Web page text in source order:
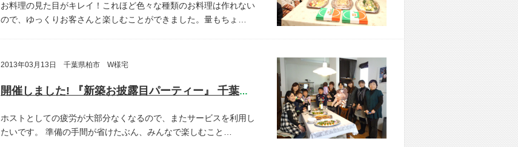
お料理の見た目がキレイ！これほど色々な種類のお料理は作れない
ので、ゆっくりお客さんと楽しむことができました。量もちょ…
2013年03月13日 千葉県柏市 W様宅
開催しました! 『新築お披露目パーティー』 千葉県柏市 W様宅
ホストとしての疲労が大部分なくなるので、またサービスを利用し
たいです。
準備の手間が省けたぶん、みんなで楽しむこと…